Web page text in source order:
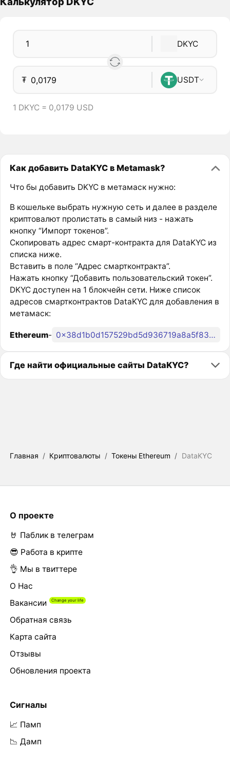
DKYC
₮ USDT
1 DKYC = 0,0179 USD
Как добавить DataKYC в Metamask?
Что бы добавить DKYC в метамаск нужно:
В кошельке выбрать нужную сеть и далее в разделе
криптовалют пролистать в самый низ - нажать
кнопку “Импорт токенов”.
Скопировать адрес смарт-контракта для DataKYC из
списка ниже.
Вставить в поле “Адрес смартконтракта”.
Нажать кнопку “Добавить пользовательский токен”.
DKYC доступен на 1 блокчейн сети. Ниже список
адресов смартконтрактов DataKYC для добавления в
метамаск:
Ethereum- 0x38d1b0d157529bd5d936719a8a5f8379afb24faa
Где найти официальные сайты DataKYC?
Главная / Криптовалюты / Токены Ethereum / DataKYC
О проекте
🤘 Паблик в телеграм
😎 Работа в крипте
👌 Мы в твиттере
О Нас
Вакансии
Обратная связь
Карта сайта
Отзывы
Обновления проекта
Сигналы
📈 Памп
📉 Дамп